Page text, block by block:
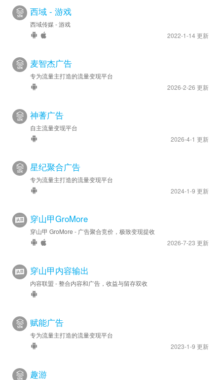
西域 - 游戏
西域传媒 - 游戏
2022-1-14 更新
麦智杰广告
专为流量主打造的流量变现平台
2026-2-26 更新
神蓍广告
自主流量变现平台
2026-4-1 更新
星纪聚合广告
专为流量主打造的流量变现平台
2024-1-9 更新
穿山甲GroMore
穿山甲 GroMore - 广告聚合竞价，极致变现提收
2026-7-23 更新
穿山甲内容输出
内容联盟 - 整合内容和广告，收益与留存双收
赋能广告
专为流量主打造的流量变现平台
2023-1-9 更新
趣游